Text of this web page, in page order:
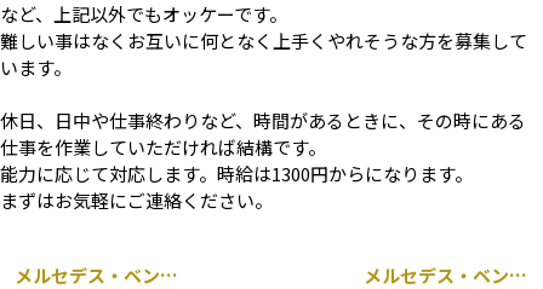
など、上記以外でもオッケーです。
難しい事はなくお互いに何となく上手くやれそうな方を募集して
います。
休日、日中や仕事終わりなど、時間があるときに、その時にある
仕事を作業していただければ結構です。
能力に応じて対応します。時給は1300円からになります。
まずはお気軽にご連絡ください。
メルセデス・ベンツ GLC 持ち込み センターコンソールパネル交換 千葉市 メルセデス・ベンツ Cクラス W205 持ち込み グリル交換 千葉市